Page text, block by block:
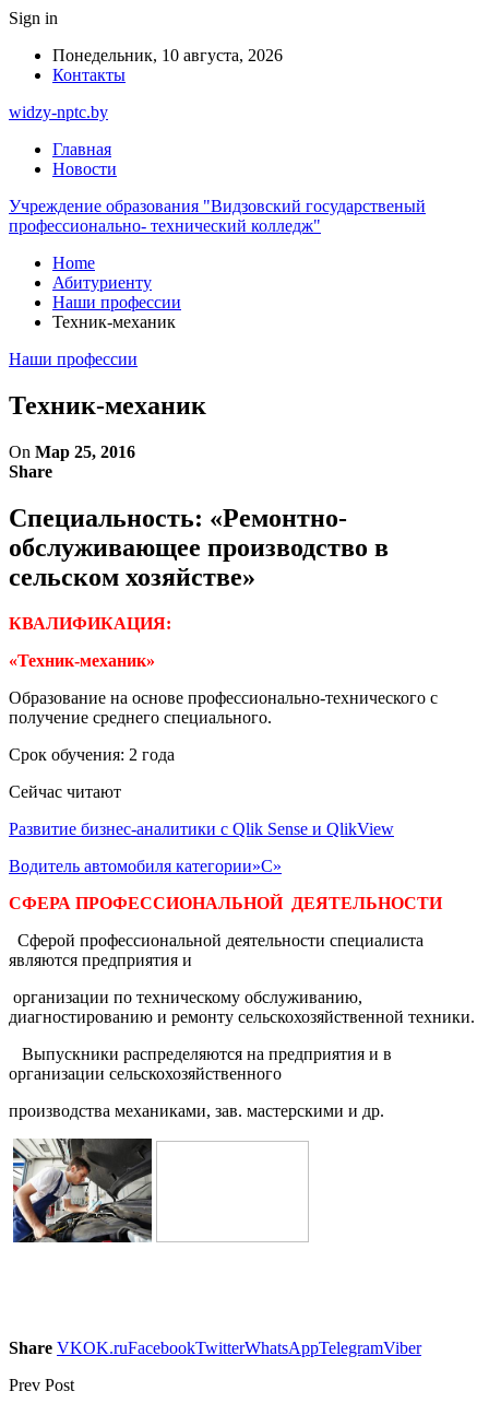
Sign in
Понедельник, 10 августа, 2026
Контакты
widzy-nptc.by
Главная
Новости
Учреждение образования "Видзовский государственый
профессионально- технический колледж"
Home
Абитуриенту
Наши профессии
Техник-механик
Наши профессии
Техник-механик
On Мар 25, 2016
Share
Специальность: «Ремонтно-
обслуживающее производство в
сельском хозяйстве»
КВАЛИФИКАЦИЯ:
«Техник-механик»
Образование на основе профессионально-технического с
получение среднего специального.
Срок обучения: 2 года
Сейчас читают
Развитие бизнес-аналитики с Qlik Sense и QlikView
Водитель автомобиля категории»С»
СФЕРА ПРОФЕССИОНАЛЬНОЙ ДЕЯТЕЛЬНОСТИ
Сферой профессиональной деятельности специалиста
являются предприятия и
организации по техническому обслуживанию,
диагностированию и ремонту сельскохозяйственной техники.
Выпускники распределяются на предприятия и в
организации сельскохозяйственного
производства механиками, зав. мастерскими и др.
Share VKOK.ruFacebookTwitterWhatsAppTelegramViber
Prev Post